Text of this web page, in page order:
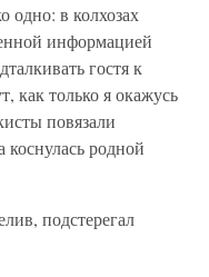
одно: в колхозах
информацией
гостя к
как только я окажусь
повязали
коснулась родной
подстерегал